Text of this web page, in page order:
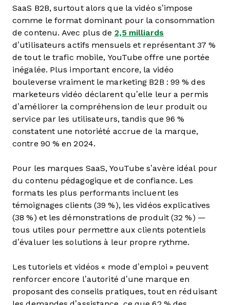
SaaS B2B, surtout alors que la vidéo s’impose
comme le format dominant pour la consommation
de contenu. Avec plus de 2,5 milliards
d’utilisateurs actifs mensuels et représentant 37 %
de tout le trafic mobile, YouTube offre une portée
inégalée. Plus important encore, la vidéo
bouleverse vraiment le marketing B2B : 99 % des
marketeurs vidéo déclarent qu’elle leur a permis
d’améliorer la compréhension de leur produit ou
service par les utilisateurs, tandis que 96 %
constatent une notoriété accrue de la marque,
contre 90 % en 2024.
Pour les marques SaaS, YouTube s’avère idéal pour
du contenu pédagogique et de confiance. Les
formats les plus performants incluent les
témoignages clients (39 %), les vidéos explicatives
(38 %) et les démonstrations de produit (32 %) —
tous utiles pour permettre aux clients potentiels
d’évaluer les solutions à leur propre rythme.
Les tutoriels et vidéos « mode d’emploi » peuvent
renforcer encore l’autorité d’une marque en
proposant des conseils pratiques, tout en réduisant